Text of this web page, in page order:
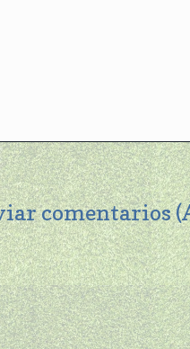
comentarios